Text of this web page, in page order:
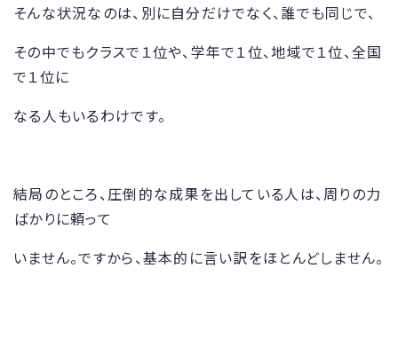
そんな状況なのは、別に自分だけでなく、誰でも同じで、
その中でもクラスで１位や、学年で１位、地域で１位、全国
で１位に
なる人もいるわけです。
結局のところ、圧倒的な成果を出している人は、周りの力
ばかりに頼って
いません。ですから、基本的に言い訳をほとんどしません。